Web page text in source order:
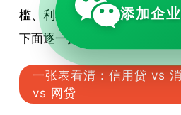
槛、利率水平、用途限制和审
下面逐一拆解。
一张表看清：信用贷 vs
vs 网贷
添加企